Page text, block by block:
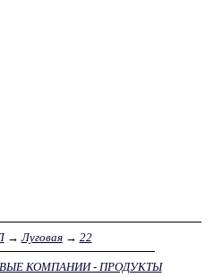
→Луговая→ 22
КОМПАНИИ - ПРОДУКТЫ